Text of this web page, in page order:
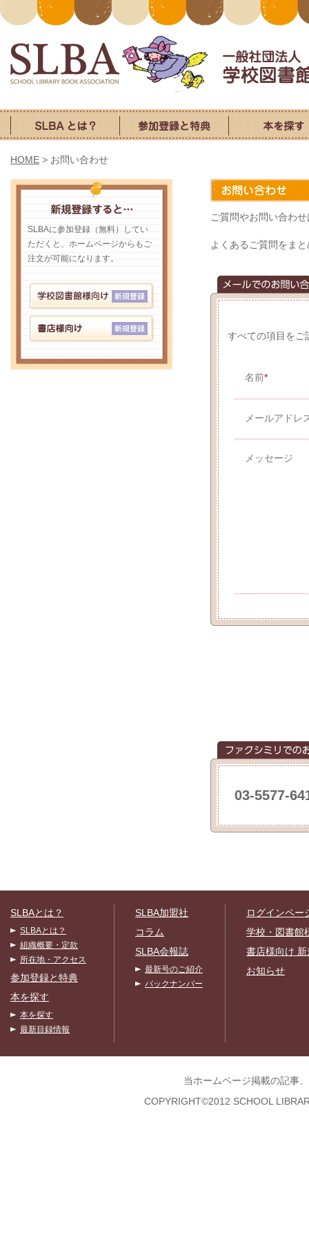
HOME > お問い合わせ
ご質問やお問い合わ
よくあるご質問をま
すべての項目をご
名前*
メールアドレ
メッセージ
03-5577-
SLBAに参加登録（無料）してい
ただくと、ホームページからもご
注文が可能になります。
SLBAとは？
SLBAとは？
組織概要・定款
所在地・アクセス
参加登録と特典
本を探す
本を探す
最新目録情報
SLBA加盟社
コラム
SLBA会報誌
最新号のご紹介
バックナンバー
ログインペー
学校・図書館
書店様向け
お知らせ
当ホームページ掲載の記事
COPYRIGHT©2012 SCHOOL